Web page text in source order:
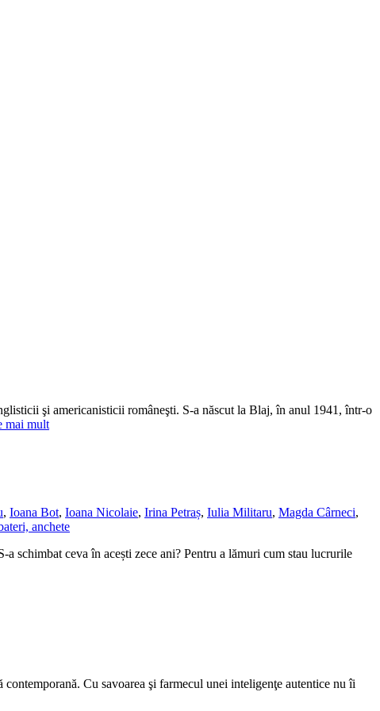
şi americanisticii româneşti. S-a născut la Blaj, în anul 1941, într-o
mai mult
, Ioana Bot, Ioana Nicolaie, Irina Petraș, Iulia Militaru, Magda Cârneci,
anchete
schimbat ceva în acești zece ani? Pentru a lămuri cum stau lucrurile
Cu savoarea şi farmecul unei inteligenţe autentice nu îi